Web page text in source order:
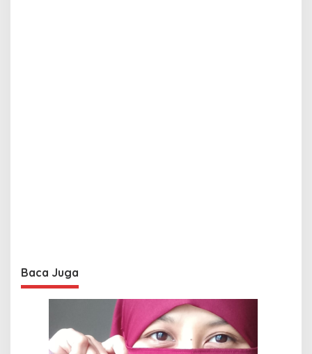
Baca Juga